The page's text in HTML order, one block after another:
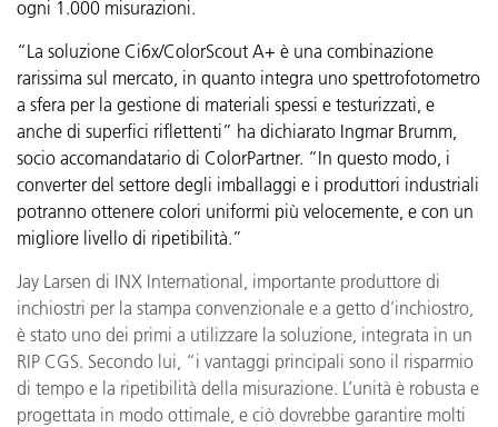
ogni 1.000 misurazioni.
“La soluzione Ci6x/ColorScout A+ è una combinazione
rarissima sul mercato, in quanto integra uno spettrofotometro
a sfera per la gestione di materiali spessi e testurizzati, e
anche di superfici riflettenti” ha dichiarato Ingmar Brumm,
socio accomandatario di ColorPartner. “In questo modo, i
converter del settore degli imballaggi e i produttori industriali
potranno ottenere colori uniformi più velocemente, e con un
migliore livello di ripetibilità.”
Jay Larsen di INX International, importante produttore di
inchiostri per la stampa convenzionale e a getto d’inchiostro,
è stato uno dei primi a utilizzare la soluzione, integrata in un
RIP CGS. Secondo lui, “i vantaggi principali sono il risparmio
di tempo e la ripetibilità della misurazione. L’unità è robusta e
progettata in modo ottimale, e ciò dovrebbe garantire molti